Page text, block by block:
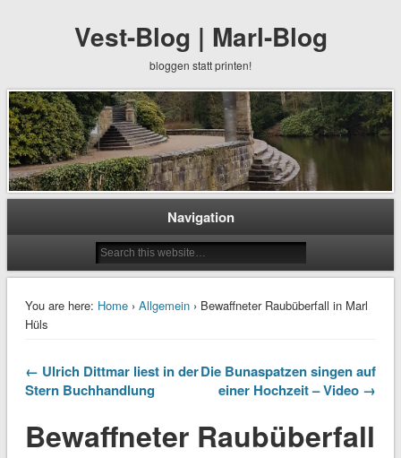
Vest-Blog | Marl-Blog
bloggen statt printen!
Navigation
You are here: Home› Allgemein› Bewaffneter Raubüberfall in Marl
Hüls
← Ulrich Dittmar liest in der
Stern Buchhandlung
Die Bunaspatzen singen auf
einer Hochzeit – Video →
Bewaffneter Raubüberfall